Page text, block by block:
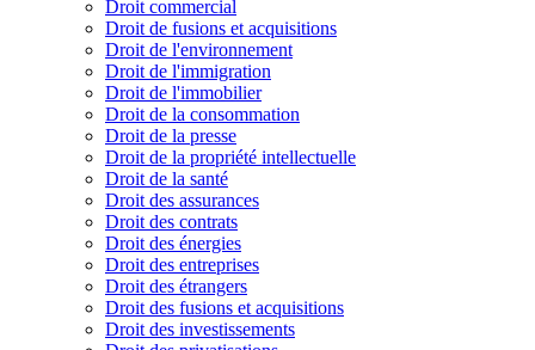
Droit commercial
Droit de fusions et acquisitions
Droit de l'environnement
Droit de l'immigration
Droit de l'immobilier
Droit de la consommation
Droit de la presse
Droit de la propriété intellectuelle
Droit de la santé
Droit des assurances
Droit des contrats
Droit des énergies
Droit des entreprises
Droit des étrangers
Droit des fusions et acquisitions
Droit des investissements